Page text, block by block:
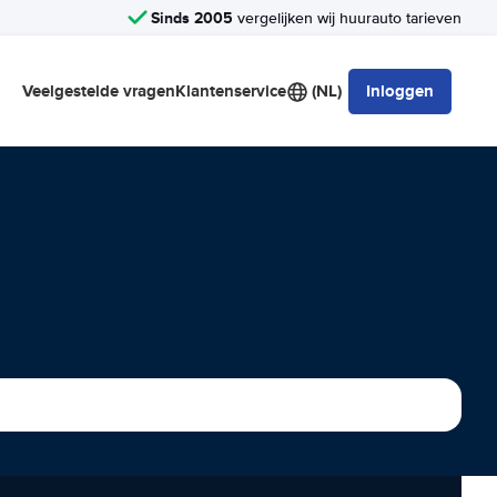
Sinds 2005 vergelijken wij huurauto tarieven
Veelgestelde vragenKlantenservice (NL) Inloggen